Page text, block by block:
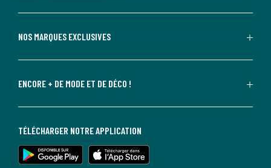
NOS MARQUES EXCLUSIVES
ENCORE + DE MODE ET DE DÉCO !
TÉLÉCHARGER NOTRE APPLICATION